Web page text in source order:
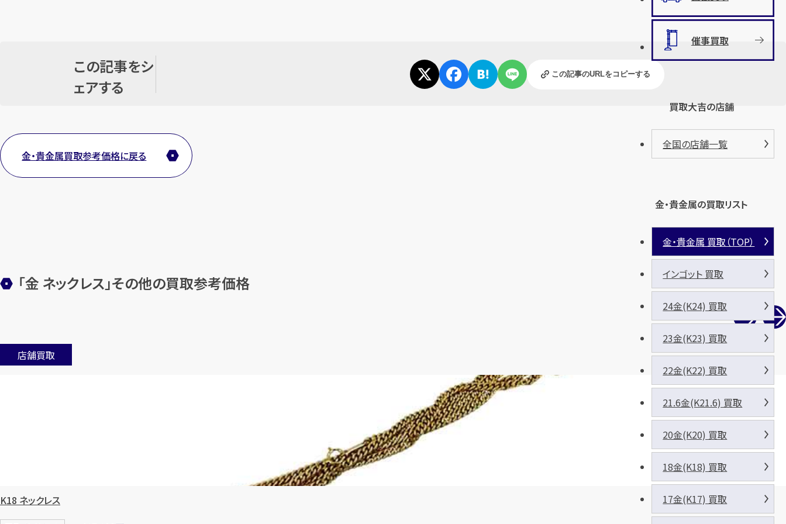
この記事をシ
ェアする
この記事のURLをコピーする
金・貴金属買取参考価格に戻る
「金 ネックレス」その他の買取参考価格
店舗買取
K18 ネックレス
催事買取
買取大吉の店舗
全国の店舗一覧
金・貴金属の買取リスト
金・貴金属 買取（TOP）
インゴット 買取
24金(K24) 買取
23金(K23) 買取
22金(K22) 買取
21.6金(K21.6) 買取
20金(K20) 買取
18金(K18) 買取
17金(K17) 買取